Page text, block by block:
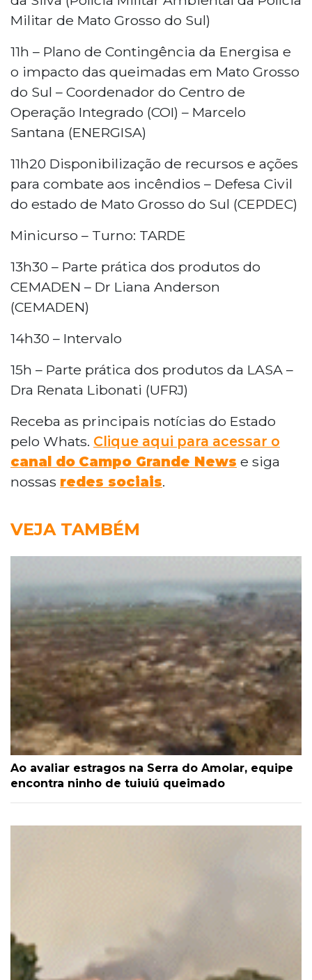
Militar de Mato Grosso do Sul)
11h – Plano de Contingência da Energisa e
o impacto das queimadas em Mato Grosso
do Sul – Coordenador do Centro de
Operação Integrado (COI) – Marcelo
Santana (ENERGISA)
11h20 Disponibilização de recursos e ações
para combate aos incêndios – Defesa Civil
do estado de Mato Grosso do Sul (CEPDEC)
Minicurso – Turno: TARDE
13h30 – Parte prática dos produtos do
CEMADEN – Dr Liana Anderson
(CEMADEN)
14h30 – Intervalo
15h – Parte prática dos produtos da LASA –
Dra Renata Libonati (UFRJ)
Receba as principais notícias do Estado
pelo Whats. Clique aqui para acessar o
canal do Campo Grande News e siga
nossas redes sociais.
VEJA TAMBÉM
Ao avaliar estragos na Serra do Amolar, equipe
encontra ninho de tuiuiú queimado